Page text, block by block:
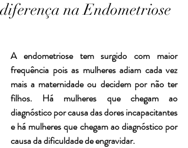
diferença na Endometriose
A endometriose tem surgido com maior
frequência pois as mulheres adiam cada vez
mais a maternidade ou decidem por não ter
filhos. Há mulheres que chegam ao
diagnóstico por causa das dores incapacitantes
e há mulheres que chegam ao diagnóstico por
causa da dificuldade de engravidar.